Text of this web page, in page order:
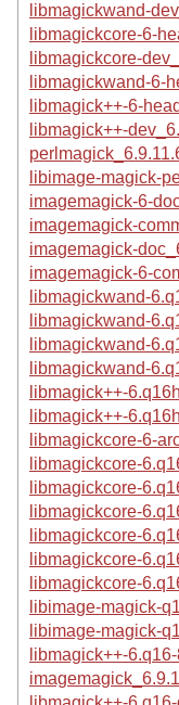
libmagickwand-
libmagickcore-6-
libmagickcore-
libmagickwand-6-
libmagick++-6-
libmagick++-
libimage-magick-
imagemagick-6-
imagemagick-
imagemagick-
imagemagick-6-
libmagickwand-
libmagickwand-
libmagickwand-
libmagickwand-
libmagick++-
libmagick++-
libmagickcore-6-
libmagickcore-
libmagickcore-
libmagickcore-
libmagickcore-
libmagickcore-
libmagickcore-
libimage-magick-
libimage-magick-
libmagick++-